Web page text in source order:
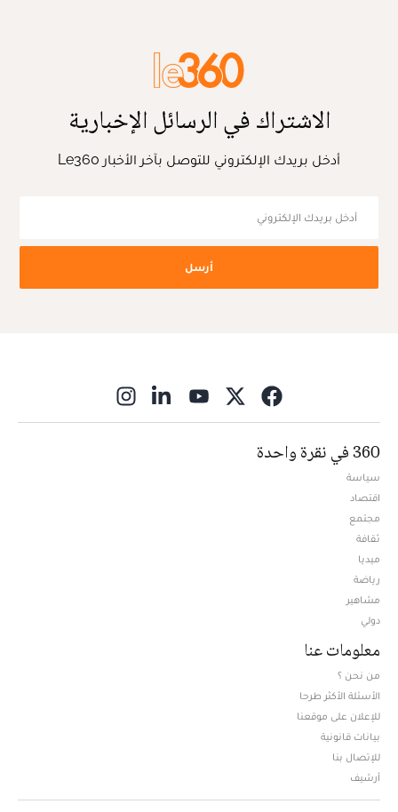
الاشتراك في الرسائل الإخبارية
أدخل بريدك الإلكتروني للتوصل بآخر الأخبار Le360
أرسل
360 في نقرة واحدة
سياسة
اقتصاد
مجتمع
ثقافة
ميديا
رياضة
مشاهير
دولي
معلومات عنا
من نحن ؟
الأسئلة الأكثر طرحا
للإعلان على موقعنا
بيانات قانونية
للإتصال بنا
أرشيف